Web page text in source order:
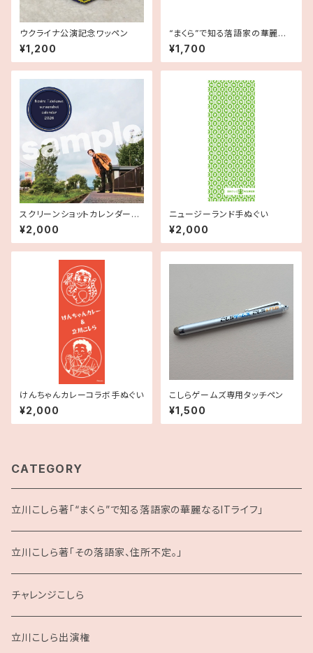
ウクライナ公演記念ワッペン
¥1,200
“まくら”で知る落語家の華麗な
るITライフ 手ぬぐい
¥1,700
スクリーンショットカレンダー20
26
¥2,000
ニュージーランド手ぬぐい
¥2,000
けんちゃんカレーコラボ手ぬぐい
¥2,000
こしらゲームズ専用タッチペン
¥1,500
CATEGORY
立川こしら著「“まくら”で知る落語家の華麗なるITライフ」
立川こしら著「その落語家、住所不定。」
チャレンジこしら
立川こしら出演権